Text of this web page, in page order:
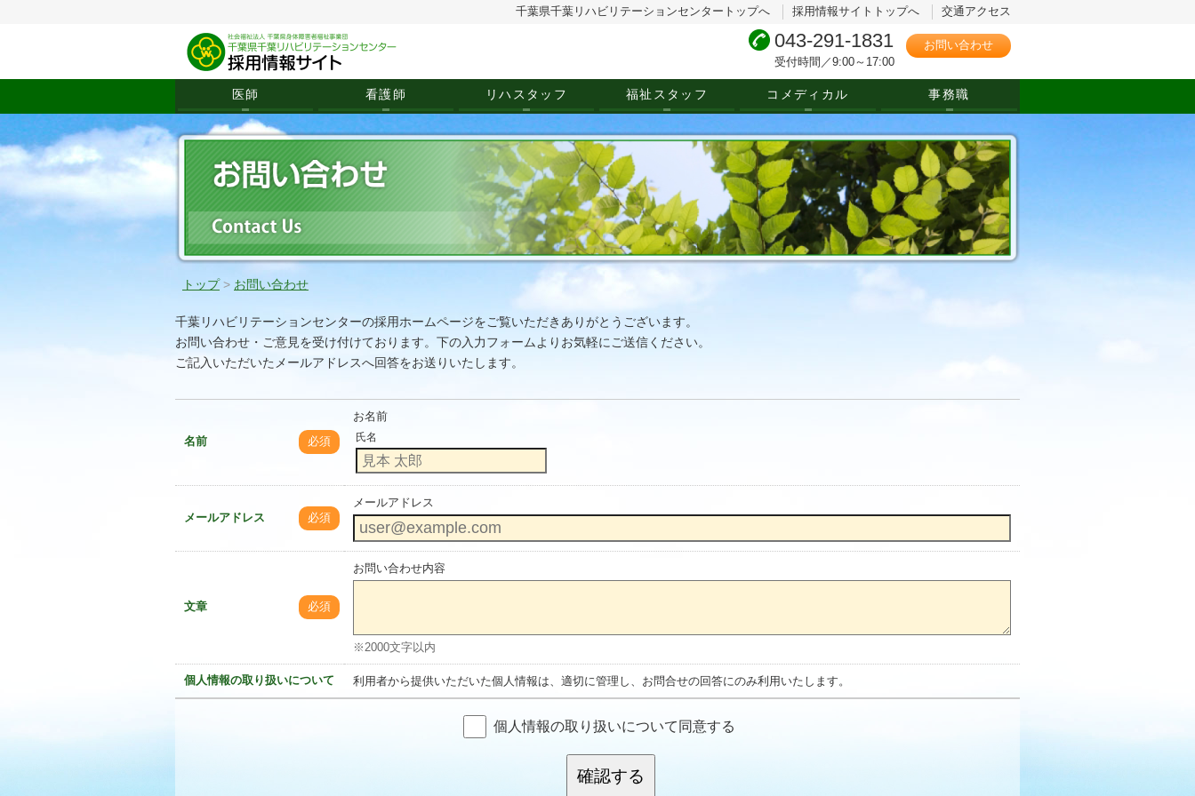
千葉県千葉リハビリテーションセンタートップへ 採用情報サイトトップへ 交通アクセス
043-291-1831
受付時間／9:00～17:00
お問い合わせ
医師 看護師 リハスタッフ 福祉スタッフ コメディカル 事務職
トップ > お問い合わせ
千葉リハビリテーションセンターの採用ホームページをご覧いただきありがとうございます。
お問い合わせ・ご意見を受け付けております。下の入力フォームよりお気軽にご送信ください。
ご記入いただいたメールアドレスへ回答をお送りいたします。
名前 必須
お名前
氏名
メールアドレス 必須
メールアドレス
文章 必須
お問い合わせ内容
※2000文字以内
個人情報の取り扱いについて 利用者から提供いただいた個人情報は、適切に管理し、お問合せの回答にのみ利用いたします。
個人情報の取り扱いについて同意する
確認する